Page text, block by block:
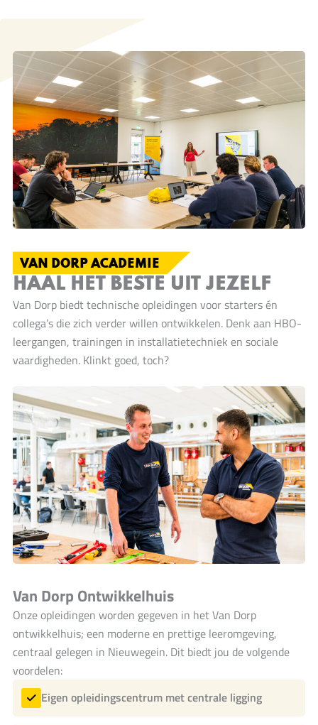
VAN DORP ACADEMIE
HAAL HET BESTE UIT JEZELF
Van Dorp biedt technische opleidingen voor starters én
collega’s die zich verder willen ontwikkelen. Denk aan HBO-
leergangen, trainingen in installatietechniek en sociale
vaardigheden. Klinkt goed, toch?
Van Dorp Ontwikkelhuis
Onze opleidingen worden gegeven in het Van Dorp
ontwikkelhuis; een moderne en prettige leeromgeving,
centraal gelegen in Nieuwegein. Dit biedt jou de volgende
voordelen:
Eigen opleidingscentrum met centrale ligging